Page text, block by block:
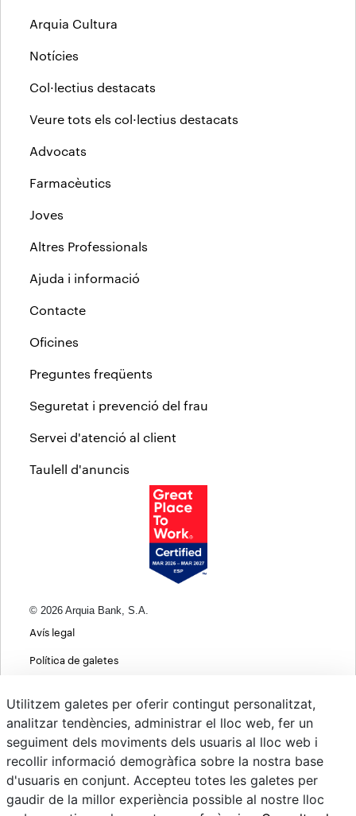
Arquia Cultura
Notícies
Col·lectius destacats
Veure tots els col·lectius destacats
Advocats
Farmacèutics
Joves
Altres Professionals
Ajuda i informació
Contacte
Oficines
Preguntes freqüents
Seguretat i prevenció del frau
Servei d'atenció al client
Taulell d'anuncis
© 2026 Arquia Bank, S.A.
Avís legal
Política de galetes
Política de privacitat web
MIFID
Psd22
Utilitzem galetes per oferir contingut personalitzat,
analitzar tendències, administrar el lloc web, fer un
seguiment dels moviments dels usuaris al lloc web i
recollir informació demogràfica sobre la nostra base
d'usuaris en conjunt. Accepteu totes les galetes per
gaudir de la millor experiència possible al nostre lloc